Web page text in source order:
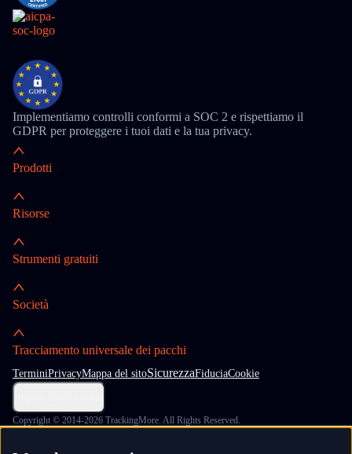
Implementiamo controlli conformi a SOC 2 e rispettiamo il
GDPR per proteggere i tuoi dati e la tua privacy.
Prodotti
Risorse
Strumenti gratuiti
Società
Tracciamento universale dei pacchi
TerminiPrivacyMappa del sitoSicurezzaFiduciaCookie
Copyright © 2014-2026 TrackingMore. All Rights Reserved.